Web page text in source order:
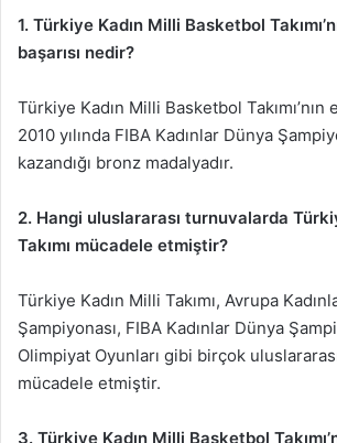
1. Türkiye Kadın Milli Basketbol
başarısı nedir?
Türkiye Kadın Milli Basketbol Takımı’nın
2010 yılında FIBA Kadınlar Dünya
kazandığı bronz madalyadır.
2. Hangi uluslararası turnuvalarda
Takımı mücadele etmiştir?
Türkiye Kadın Milli Takımı, Avrupa
Şampiyonası, FIBA Kadınlar Dünya
Olimpiyat Oyunları gibi birçok
mücadele etmiştir.
3. Türkiye Kadın Milli Basketbol